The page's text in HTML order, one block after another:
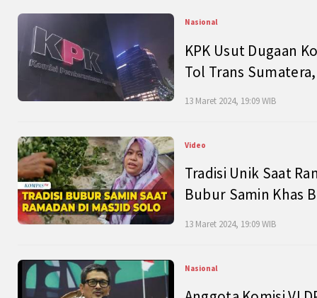
Nasional
KPK Usut Dugaan
Tol Trans
13 Maret 2024, 19:09 WIB
Video
Tradisi Unik Saat
Bubur Samin Khas
13 Maret 2024, 19:09 WIB
Nasional